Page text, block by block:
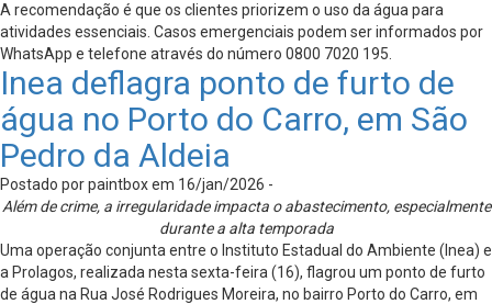
A recomendação é que os clientes priorizem o uso da água para
atividades essenciais. Casos emergenciais podem ser informados por
WhatsApp e telefone através do número 0800 7020 195.
Inea deflagra ponto de furto de
água no Porto do Carro, em São
Pedro da Aldeia
Postado por paintbox em 16/jan/2026 -
Além de crime, a irregularidade impacta o abastecimento, especialmente
durante a alta temporada
Uma operação conjunta entre o Instituto Estadual do Ambiente (Inea) e
a Prolagos, realizada nesta sexta-feira (16), flagrou um ponto de furto
de água na Rua José Rodrigues Moreira, no bairro Porto do Carro, em